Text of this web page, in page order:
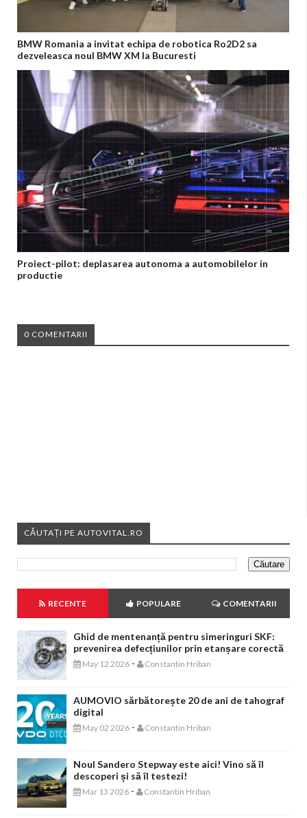
BMW Romania a invitat echipa de robotica Ro2D2 sa
dezveleasca noul BMW XM la Bucuresti
Proiect-pilot: deplasarea autonoma a automobilelor in
productie
0 COMENTARII
CĂUTAȚI PE AUTOVITAL.RO
RECENTE POPULARE COMENTARII
Ghid de mentenanță pentru simeringuri SKF:
prevenirea defecțiunilor prin etanșare corectă
May 12 2026 - Constantin Hriban
AUMOVIO sărbătorește 20 de ani de tahograf
digital
May 02 2026 - Constantin Hriban
Noul Sandero Stepway este aici! Vino să îl
descoperi și să îl testezi!
Mar 13 2026 - Constantin Hriban